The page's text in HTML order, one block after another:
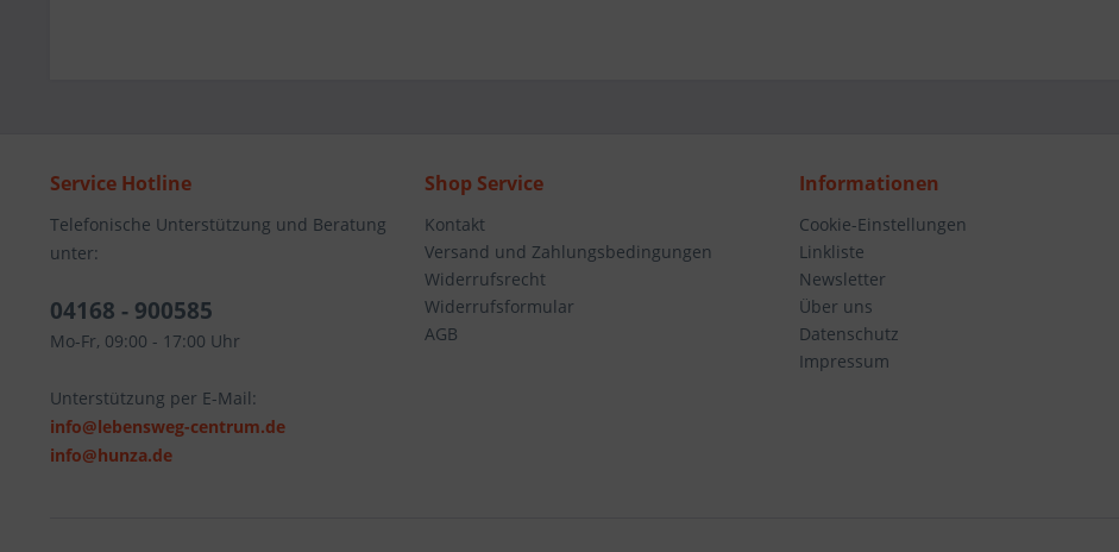
Service Hotline
Telefonische Unterstützung und Beratung
unter:
04168 - 900585
Mo-Fr, 09:00 - 17:00 Uhr
Unterstützung per E-Mail:
info@lebensweg-centrum.de
info@hunza.de
Shop Service
Kontakt
Versand und Zahlungsbedingungen
Widerrufsrecht
Widerrufsformular
AGB
Informationen
Cookie-Einstellungen
Linkliste
Newsletter
Über uns
Datenschutz
Impressum